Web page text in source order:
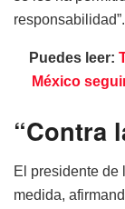
responsabilidad”.
Puedes leer:
México
“Contra
El presidente de
medida,